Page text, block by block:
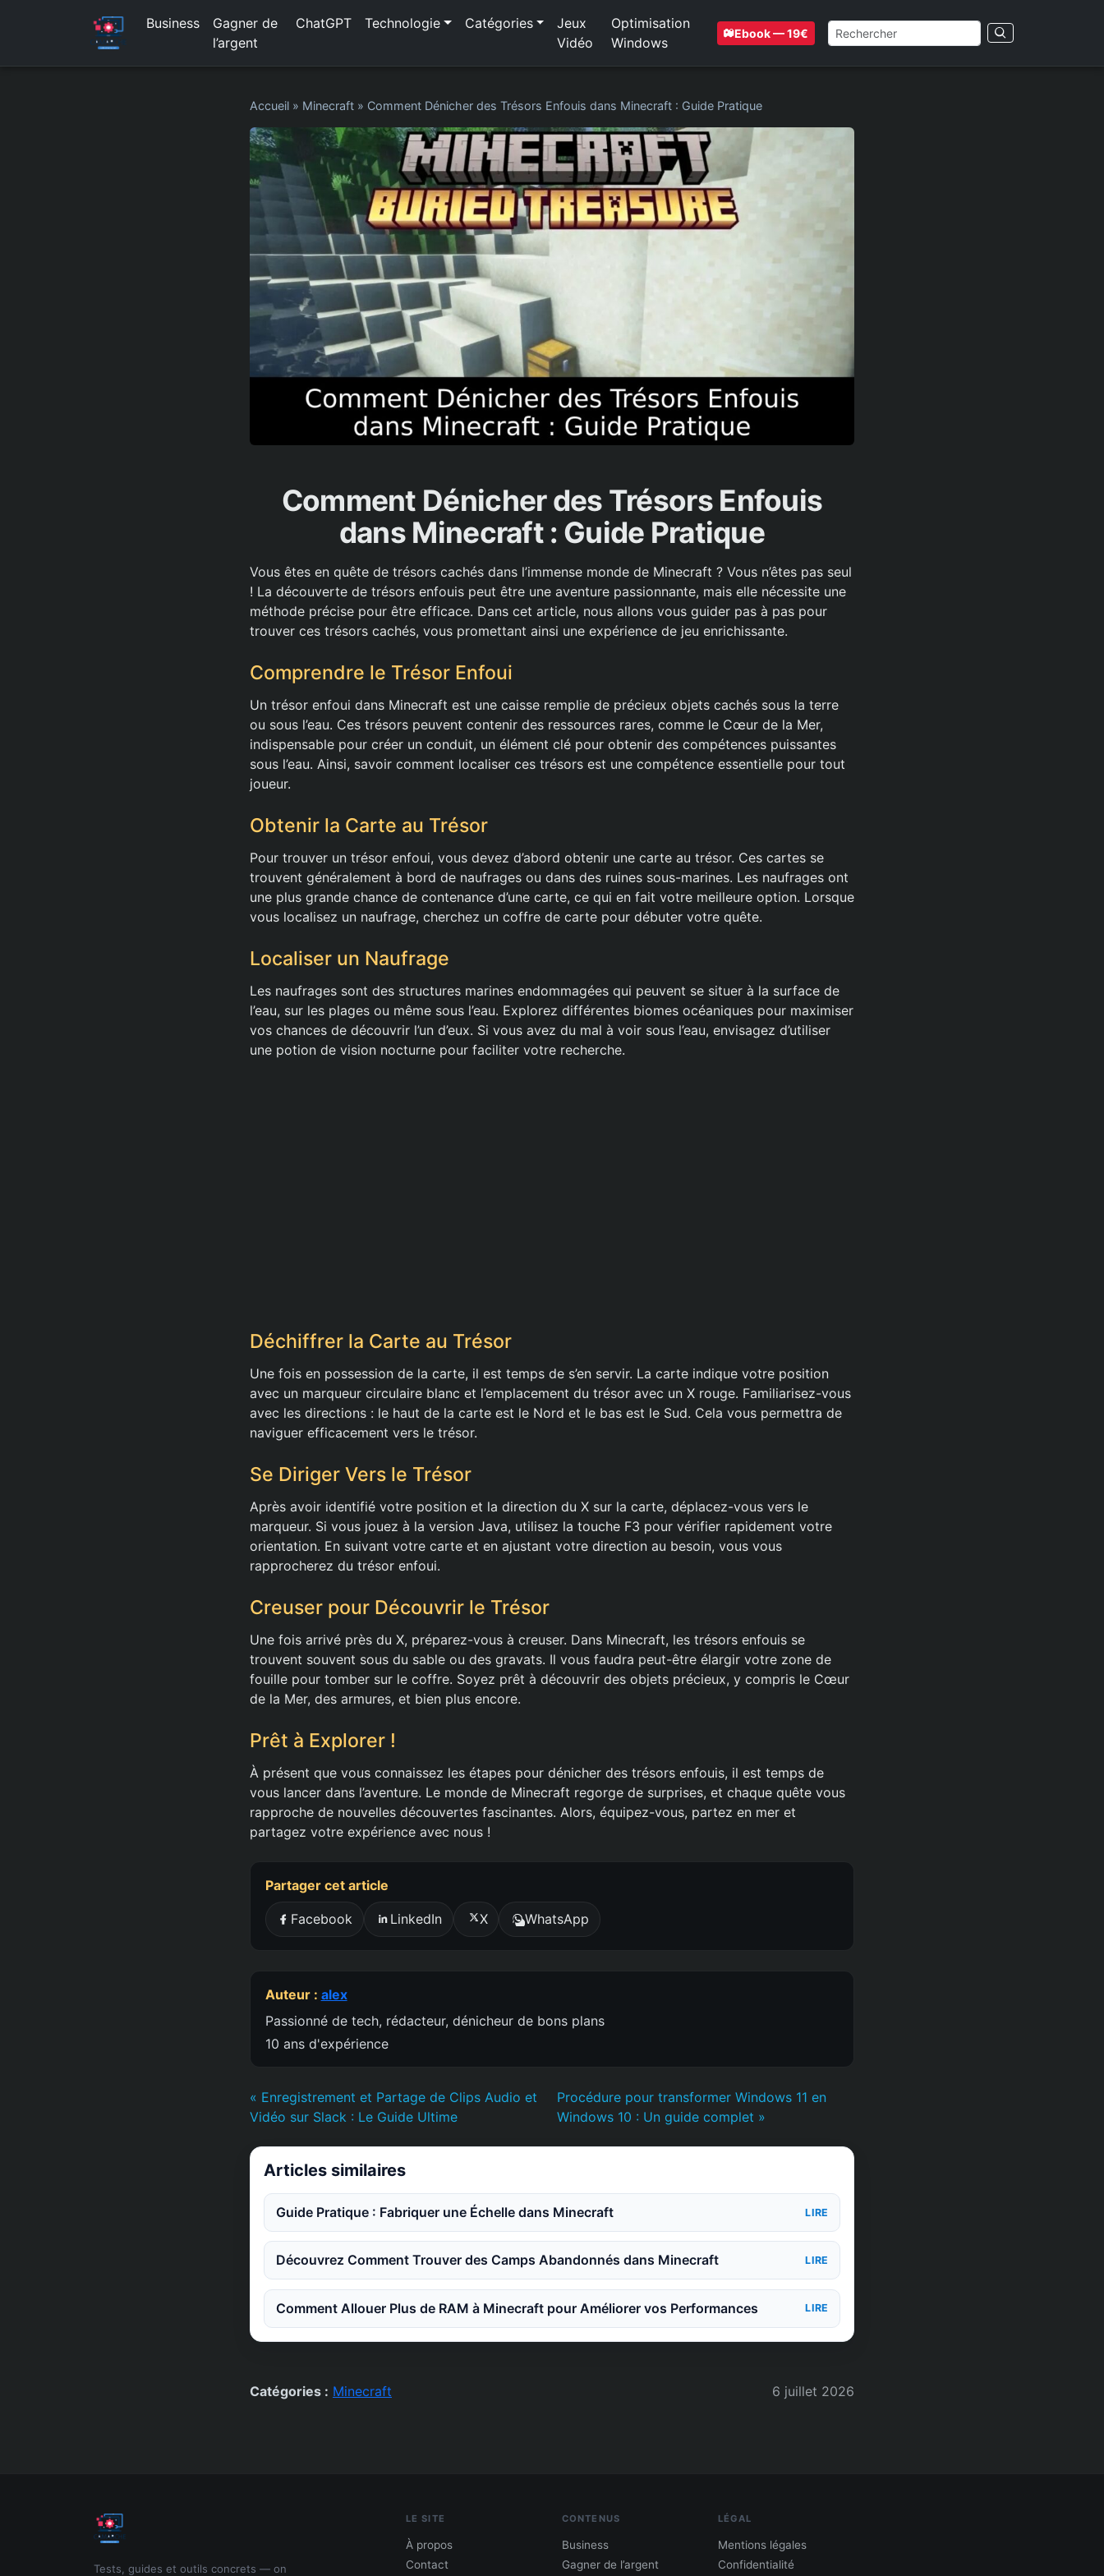
Business
Gagner de
l’argent
ChatGPT Technologie Catégories
Jeux
Vidéo
Optimisation
Windows
Ebook — 19€
Accueil » Minecraft » Comment Dénicher des Trésors Enfouis dans Minecraft : Guide Pratique
Comment Dénicher des Trésors Enfouis
dans Minecraft : Guide Pratique
Vous êtes en quête de trésors cachés dans l’immense monde de Minecraft ? Vous n’êtes pas seul
! La découverte de trésors enfouis peut être une aventure passionnante, mais elle nécessite une
méthode précise pour être efficace. Dans cet article, nous allons vous guider pas à pas pour
trouver ces trésors cachés, vous promettant ainsi une expérience de jeu enrichissante.
Comprendre le Trésor Enfoui
Un trésor enfoui dans Minecraft est une caisse remplie de précieux objets cachés sous la terre
ou sous l’eau. Ces trésors peuvent contenir des ressources rares, comme le Cœur de la Mer,
indispensable pour créer un conduit, un élément clé pour obtenir des compétences puissantes
sous l’eau. Ainsi, savoir comment localiser ces trésors est une compétence essentielle pour tout
joueur.
Obtenir la Carte au Trésor
Pour trouver un trésor enfoui, vous devez d’abord obtenir une carte au trésor. Ces cartes se
trouvent généralement à bord de naufrages ou dans des ruines sous-marines. Les naufrages ont
une plus grande chance de contenance d’une carte, ce qui en fait votre meilleure option. Lorsque
vous localisez un naufrage, cherchez un coffre de carte pour débuter votre quête.
Localiser un Naufrage
Les naufrages sont des structures marines endommagées qui peuvent se situer à la surface de
l’eau, sur les plages ou même sous l’eau. Explorez différentes biomes océaniques pour maximiser
vos chances de découvrir l’un d’eux. Si vous avez du mal à voir sous l’eau, envisagez d’utiliser
une potion de vision nocturne pour faciliter votre recherche.
Déchiffrer la Carte au Trésor
Une fois en possession de la carte, il est temps de s’en servir. La carte indique votre position
avec un marqueur circulaire blanc et l’emplacement du trésor avec un X rouge. Familiarisez-vous
avec les directions : le haut de la carte est le Nord et le bas est le Sud. Cela vous permettra de
naviguer efficacement vers le trésor.
Se Diriger Vers le Trésor
Après avoir identifié votre position et la direction du X sur la carte, déplacez-vous vers le
marqueur. Si vous jouez à la version Java, utilisez la touche F3 pour vérifier rapidement votre
orientation. En suivant votre carte et en ajustant votre direction au besoin, vous vous
rapprocherez du trésor enfoui.
Creuser pour Découvrir le Trésor
Une fois arrivé près du X, préparez-vous à creuser. Dans Minecraft, les trésors enfouis se
trouvent souvent sous du sable ou des gravats. Il vous faudra peut-être élargir votre zone de
fouille pour tomber sur le coffre. Soyez prêt à découvrir des objets précieux, y compris le Cœur
de la Mer, des armures, et bien plus encore.
Prêt à Explorer !
À présent que vous connaissez les étapes pour dénicher des trésors enfouis, il est temps de
vous lancer dans l’aventure. Le monde de Minecraft regorge de surprises, et chaque quête vous
rapproche de nouvelles découvertes fascinantes. Alors, équipez-vous, partez en mer et
partagez votre expérience avec nous !
Partager cet article
Facebook LinkedIn X WhatsApp
Auteur : alex
Passionné de tech, rédacteur, dénicheur de bons plans
10 ans d'expérience
« Enregistrement et Partage de Clips Audio et
Vidéo sur Slack : Le Guide Ultime
Procédure pour transformer Windows 11 en
Windows 10 : Un guide complet »
Articles similaires
Guide Pratique : Fabriquer une Échelle dans Minecraft LIRE
Découvrez Comment Trouver des Camps Abandonnés dans Minecraft LIRE
Comment Allouer Plus de RAM à Minecraft pour Améliorer vos Performances LIRE
Catégories : Minecraft 6 juillet 2026
Tests, guides et outils concrets — on
LE SITE
À propos
Contact
CONTENUS
Business
Gagner de l’argent
LÉGAL
Mentions légales
Confidentialité